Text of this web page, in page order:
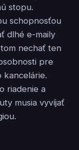
stopu.
schopnosťou
dlhé e-maily
nechať ten
pre
riadenie a
musia vyvíjať